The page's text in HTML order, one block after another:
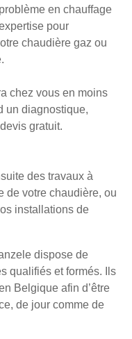
en chauffage
pour
chaudière gaz ou
chez vous en moins
un diagnostique,
gratuit.
des travaux à
de votre chaudière, ou
installations de
dispose de
qualifiés et formés. Ils
Belgique afin d’être
de jour comme de